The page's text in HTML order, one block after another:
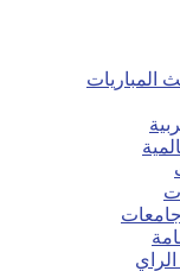
المباريات